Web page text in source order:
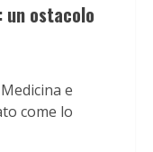
ostacolo
e
come lo